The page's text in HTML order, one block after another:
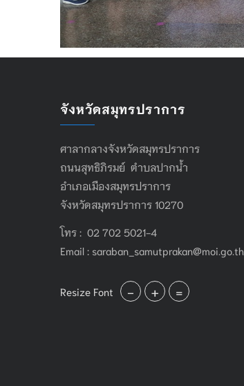
จังหวัดสมุทรปราการ
ศาลากลางจังหวัดสมุทรปราการ
ถนนสุทธิภิรมย์ ตำบลปากน้ำ
อำเภอเมืองสมุทรปราการ
จังหวัดสมุทรปราการ 10270
โทร : 02 702 5021-4
Email : saraban_samutprakan@moi.go.th
Resize Font - + =